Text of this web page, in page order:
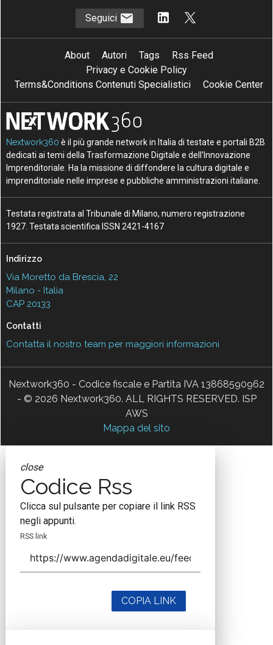
Seguici
About Autori Tags
Rss Feed
Privacy e Cookie Policy
Terms&Conditions Contenuti Specialistici
Cookie Center
Nextwork360 è il più grande network in Italia di testate e portali B2B
dedicati ai temi della Trasformazione Digitale e dell’Innovazione
Imprenditoriale. Ha la missione di diffondere la cultura digitale e
imprenditoriale nelle imprese e pubbliche amministrazioni italiane.
Testata registrata al Tribunale di Milano, numero registrazione
1927. Testata scientifica ISSN 2421-4167
Indirizzo
Via Moretto da Brescia, 22
Milano - Italia
CAP 20133
Contatti
Contatta il nostro team per maggiori informazioni
Nextwork360 - Codice fiscale e Partita IVA 13868590962
- © 2026 Nextwork360. ALL RIGHTS RESERVED. ISP
AWS
Mappa del sito
close
Codice Rss
Clicca sul pulsante per copiare il link RSS
negli appunti.
RSS link
COPIA LINK